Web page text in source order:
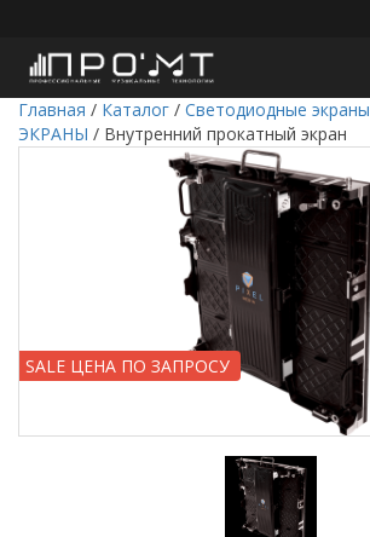
Главная / Каталог / Светодиодные экраны
ЭКРАНЫ / Внутренний прокатный экран
SALE ЦЕНА ПО ЗАПРОСУ